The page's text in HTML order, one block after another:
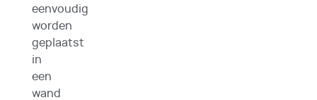
eenvoudig
worden
geplaatst
in
een
wand